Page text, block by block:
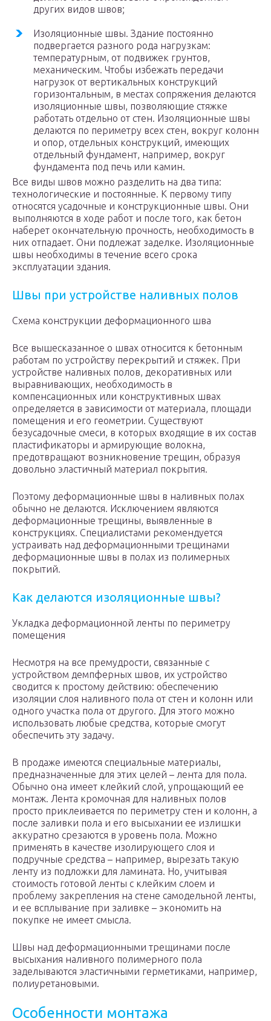
других видов швов;
Изоляционные швы. Здание постоянно
подвергается разного рода нагрузкам:
температурным, от подвижек грунтов,
механическим. Чтобы избежать передачи
нагрузок от вертикальных конструкций
горизонтальным, в местах сопряжения делаются
изоляционные швы, позволяющие стяжке
работать отдельно от стен. Изоляционные швы
делаются по периметру всех стен, вокруг колонн
и опор, отдельных конструкций, имеющих
отдельный фундамент, например, вокруг
фундамента под печь или камин.
Все виды швов можно разделить на два типа:
технологические и постоянные. К первому типу
относятся усадочные и конструкционные швы. Они
выполняются в ходе работ и после того, как бетон
наберет окончательную прочность, необходимость в
них отпадает. Они подлежат заделке. Изоляционные
швы необходимы в течение всего срока
эксплуатации здания.
Швы при устройстве наливных полов
Схема конструкции деформационного шва
Все вышесказанное о швах относится к бетонным
работам по устройству перекрытий и стяжек. При
устройстве наливных полов, декоративных или
выравнивающих, необходимость в
компенсационных или конструктивных швах
определяется в зависимости от материала, площади
помещения и его геометрии. Существуют
безусадочные смеси, в которых входящие в их состав
пластификаторы и армирующие волокна,
предотвращают возникновение трещин, образуя
довольно эластичный материал покрытия.
Поэтому деформационные швы в наливных полах
обычно не делаются. Исключением являются
деформационные трещины, выявленные в
конструкциях. Специалистами рекомендуется
устраивать над деформационными трещинами
деформационные швы в полах из полимерных
покрытий.
Как делаются изоляционные швы?
Укладка деформационной ленты по периметру
помещения
Несмотря на все премудрости, связанные с
устройством демпферных швов, их устройство
сводится к простому действию: обеспечению
изоляции слоя наливного пола от стен и колонн или
одного участка пола от другого. Для этого можно
использовать любые средства, которые смогут
обеспечить эту задачу.
В продаже имеются специальные материалы,
предназначенные для этих целей – лента для пола.
Обычно она имеет клейкий слой, упрощающий ее
монтаж. Лента кромочная для наливных полов
просто приклеивается по периметру стен и колонн, а
после заливки пола и его высыхании ее излишки
аккуратно срезаются в уровень пола. Можно
применять в качестве изолирующего слоя и
подручные средства – например, вырезать такую
ленту из подложки для ламината. Но, учитывая
стоимость готовой ленты с клейким слоем и
проблему закрепления на стене самодельной ленты,
и ее всплывание при заливке – экономить на
покупке не имеет смысла.
Швы над деформационными трещинами после
высыхания наливного полимерного пола
заделываются эластичными герметиками, например,
полиуретановыми.
Особенности монтажа